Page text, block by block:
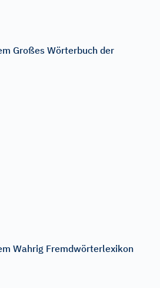
Großes Wörterbuch der
Wahrig Fremdwörterlexikon